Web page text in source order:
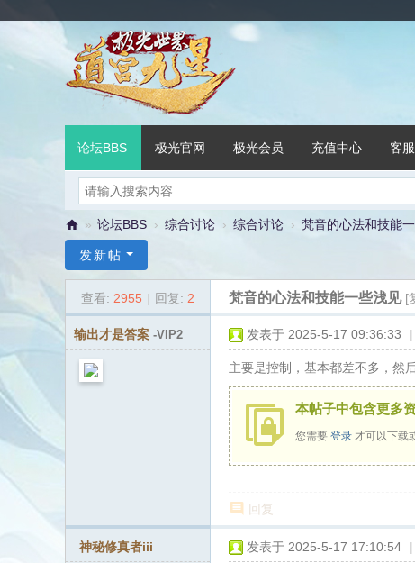
论坛BBS 极光官网 极光会员 充值中心 客
光
界
» 论坛BBS › 综合讨论 › 综合讨论 › 梵音的心法和技能
发新帖
查看: 2955 | 回复: 2 梵音的心法和技能一些浅见 [
输出才是答案 -VIP2 发表于 2025-5-17 09:36:33 |
主要是控制，基本都差不多，然
本帖子中包含更多
您需要 登录 才可以下载
回复
神秘修真者iii 发表于 2025-5-17 17:10:54 |